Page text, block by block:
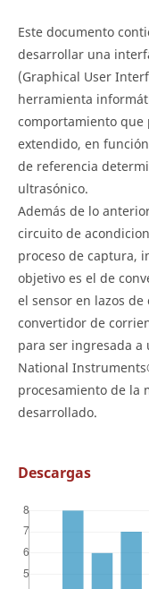
Este documento
desarrollar una
(Graphical User
herramienta
comportamiento que
extendido, en
de referencia
ultrasónico.
Además de lo
circuito de
proceso de captura,
objetivo es el de
el sensor en lazos
convertidor de
para ser ingresada
National
procesamiento de la
desarrollado.
Descargas